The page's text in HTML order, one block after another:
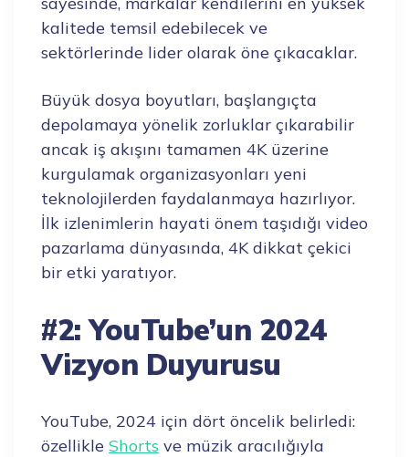
kalitede temsil edebilecek ve
sektörlerinde lider olarak öne çıkacaklar.
Büyük dosya boyutları, başlangıçta
depolamaya yönelik zorluklar çıkarabilir
ancak iş akışını tamamen 4K üzerine
kurgulamak organizasyonları yeni
teknolojilerden faydalanmaya hazırlıyor.
İlk izlenimlerin hayati önem taşıdığı video
pazarlama dünyasında, 4K dikkat çekici
bir etki yaratıyor.
#2: YouTube’un 2024
Vizyon Duyurusu
YouTube, 2024 için dört öncelik belirledi:
özellikle Shorts ve müzik aracılığıyla